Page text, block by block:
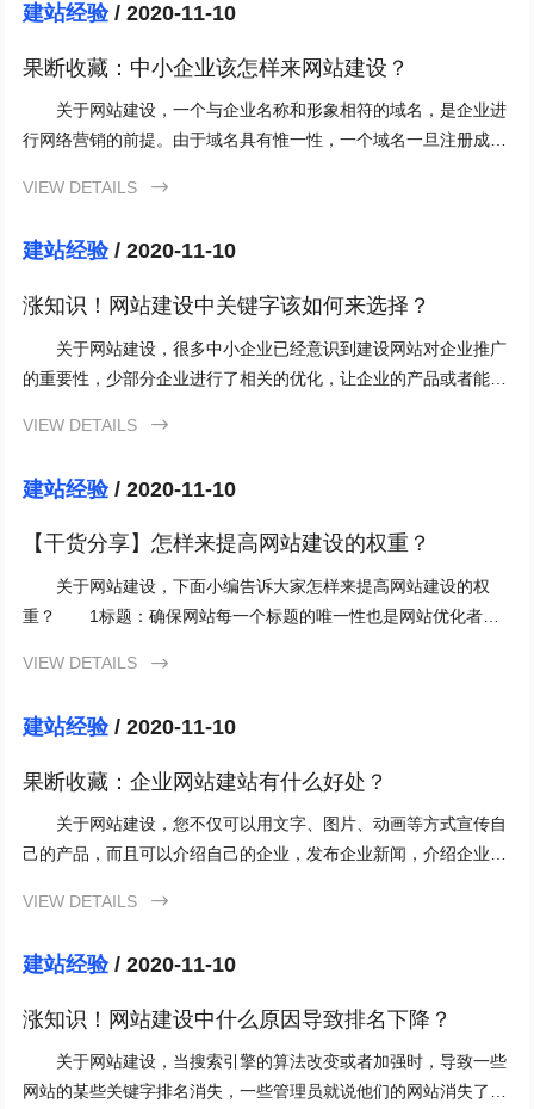
建站经验 / 2020-11-10
果断收藏：中小企业该怎样来网站建设？
关于网站建设，一个与企业名称和形象相符的域名，是企业进
行网络营销的前提。由于域名具有惟一性，一个域名一旦注册成
VIEW DETAILS

建站经验 / 2020-11-10
涨知识！网站建设中关键字该如何来选择？
关于网站建设，很多中小企业已经意识到建设网站对企业推广
的重要性，少部分企业进行了相关的优化，让企业的产品或者能够
VIEW DETAILS

建站经验 / 2020-11-10
【干货分享】怎样来提高网站建设的权重？
关于网站建设，下面小编告诉大家怎样来提高网站建设的权
重？ 1标题：确保网站每一个标题的唯一性也是网站优化者必
VIEW DETAILS

建站经验 / 2020-11-10
果断收藏：企业网站建站有什么好处？
关于网站建设，您不仅可以用文字、图片、动画等方式宣传自
己的产品，而且可以介绍自己的企业，发布企业新闻，介绍企业领
VIEW DETAILS

建站经验 / 2020-11-10
涨知识！网站建设中什么原因导致排名下降？
关于网站建设，当搜索引擎的算法改变或者加强时，导致一些
网站的某些关键字排名消失，一些管理员就说他们的网站消失了。